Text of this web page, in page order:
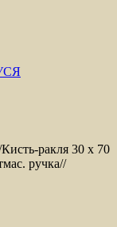
Кисть-ракля 30 х 70
ручка//